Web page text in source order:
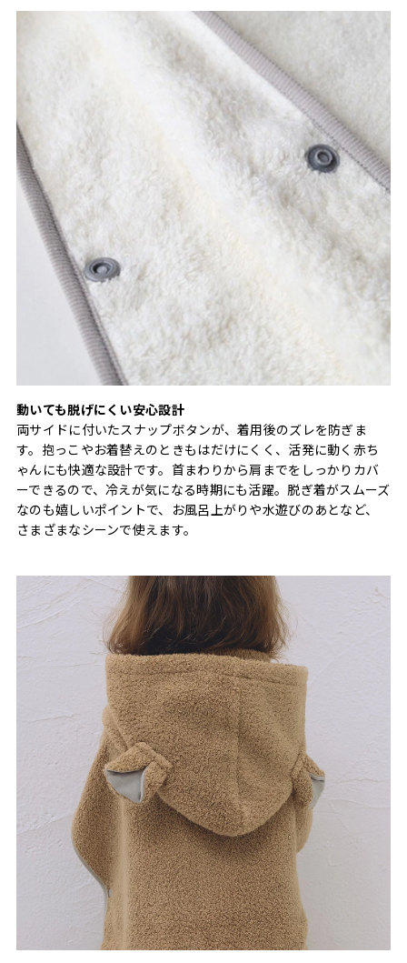
動いても脱げにくい安心設計
両サイドに付いたスナップボタンが、着用後のズレを防ぎま
す。抱っこやお着替えのときもはだけにくく、活発に動く赤ち
ゃんにも快適な設計です。首まわりから肩までをしっかりカバ
ーできるので、冷えが気になる時期にも活躍。脱ぎ着がスムーズ
なのも嬉しいポイントで、お風呂上がりや水遊びのあとなど、
さまざまなシーンで使えます。